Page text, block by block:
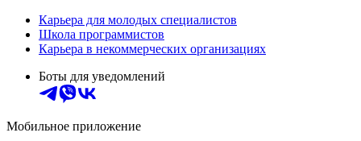
Карьера для молодых специалистов
Школа программистов
Карьера в некоммерческих организациях
Боты для уведомлений
Мобильное приложение